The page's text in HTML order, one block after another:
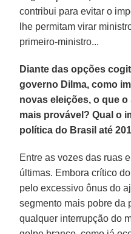
contribui para evitar o
lhe permitam virar
primeiro-ministro...
Diante das opções
governo Dilma, como
novas eleições, o que
mais provável? Qual o
política do Brasil até
Entre as vozes das ruas
últimas. Embora crítico
pelo excessivo ônus do
segmento mais pobre da
qualquer interrupção do